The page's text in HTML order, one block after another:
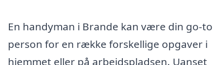
En handyman i Brande kan være din go-to
person for en række forskellige opgaver i
hjemmet eller på arbejdspladsen. Uanset